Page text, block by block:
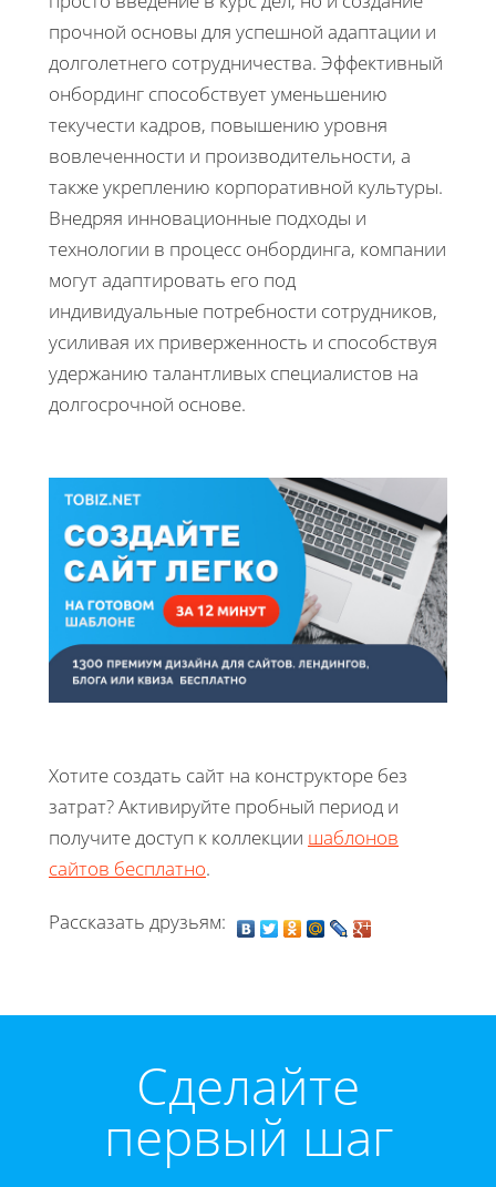
прочной основы для успешной адаптации и
долголетнего сотрудничества. Эффективный
онбординг способствует уменьшению
текучести кадров, повышению уровня
вовлеченности и производительности, а
также укреплению корпоративной культуры.
Внедряя инновационные подходы и
технологии в процесс онбординга, компании
могут адаптировать его под
индивидуальные потребности сотрудников,
усиливая их приверженность и способствуя
удержанию талантливых специалистов на
долгосрочной основе.
Хотите создать сайт на конструкторе без
затрат? Активируйте пробный период и
получите доступ к коллекции шаблонов
сайтов бесплатно.
Рассказать друзьям:
Cделайте
первый шаг